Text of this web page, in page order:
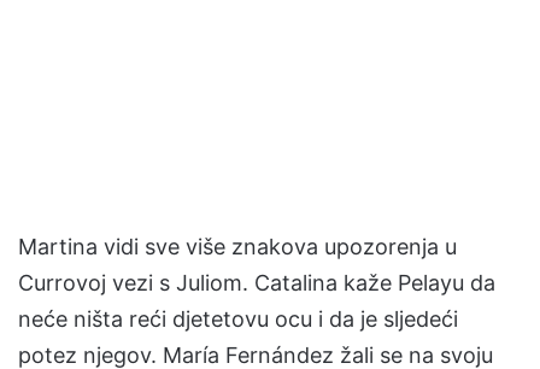
Martina vidi sve više znakova upozorenja u
Currovoj vezi s Juliom. Catalina kaže Pelayu da
neće ništa reći djetetovu ocu i da je sljedeći
potez njegov. María Fernández žali se na svoju